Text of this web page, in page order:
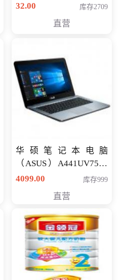
32.00
库存2709
直营
华硕笔记本电脑
（ASUS）A441UV7500
顽石（7代i7-7500U 4G
4099.00 库存999
直营